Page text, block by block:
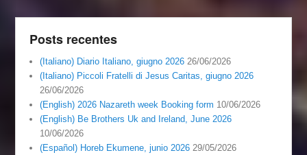
Posts recentes
(Italiano) Diario Italiano, giugno 2026 26/06/2026
(Italiano) Piccoli Fratelli di Jesus Caritas, giugno 2026
26/06/2026
(English) 2026 Nazareth week Booking form 10/06/2026
(English) Be Brothers Uk and Ireland, June 2026
10/06/2026
(Español) Horeb Ekumene, junio 2026 29/05/2026